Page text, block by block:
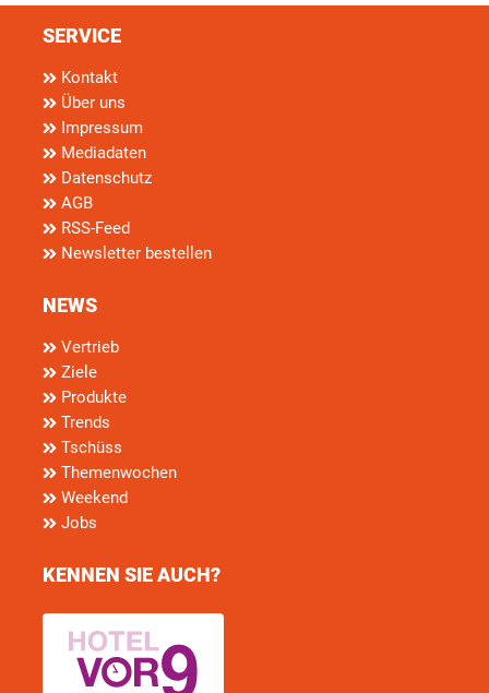
SERVICE
Kontakt
Über uns
Impressum
Mediadaten
Datenschutz
AGB
RSS-Feed
Newsletter bestellen
NEWS
Vertrieb
Ziele
Produkte
Trends
Tschüss
Themenwochen
Weekend
Jobs
KENNEN SIE AUCH?